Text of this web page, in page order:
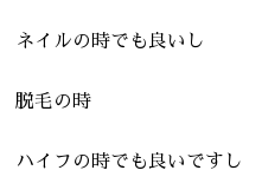
ネイルの時でも良いし
脱毛の時
ハイフの時でも良いですし